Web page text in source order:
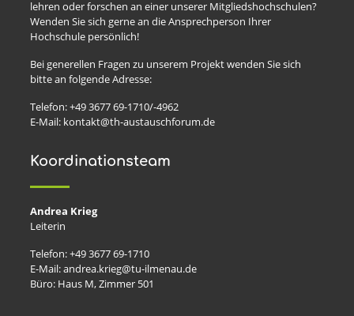
lehren oder forschen an einer unserer Mitgliedshochschulen?
Wenden Sie sich gerne an die Ansprechperson Ihrer
Hochschule persönlich!
Bei generellen Fragen zu unserem Projekt wenden Sie sich
bitte an folgende Adresse:
Telefon: +49 3677 69-1710/-4962
E-Mail: kontakt@th-austauschforum.de
Koordinationsteam
Andrea Krieg
Leiterin
Telefon: +49 3677 69-1710
E-Mail: andrea.krieg@tu-ilmenau.de
Büro: Haus M, Zimmer 501